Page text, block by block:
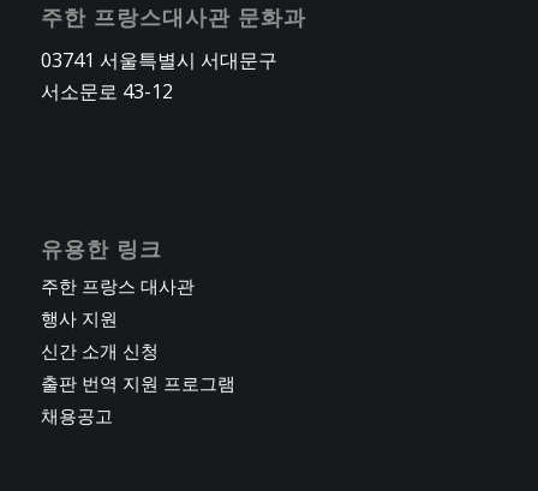
주한 프랑스대사관 문화과
03741 서울특별시 서대문구
서소문로 43-12
유용한 링크
주한 프랑스 대사관
행사 지원
신간 소개 신청
출판 번역 지원 프로그램
채용공고